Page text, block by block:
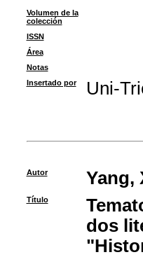
Volumen de la
colección
ISSN
Área
Notas
Insertado por
Uni-
Autor Yang,
Título
dos